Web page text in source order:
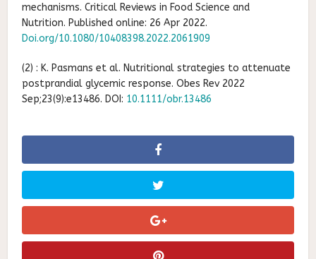
mechanisms. Critical Reviews in Food Science and
Nutrition. Published online: 26 Apr 2022.
Doi.org/10.1080/10408398.2022.2061909
(2) : K. Pasmans et al. Nutritional strategies to attenuate
postprandial glycemic response. Obes Rev 2022
Sep;23(9):e13486. DOI: 10.1111/obr.13486